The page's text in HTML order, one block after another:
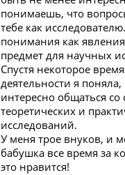
понимаешь, что
тебе как
понимания как
предмет для научных
Спустя некоторое
деятельности я
интересно общаться
теоретических и
исследований.
У меня трое внуков, и
бабушка все время за
это нравится!